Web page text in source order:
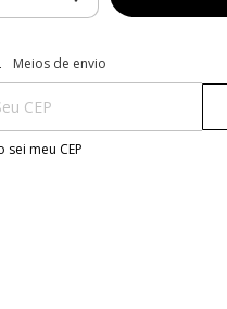
para o CEP:
Meios de envio
sei meu CEP